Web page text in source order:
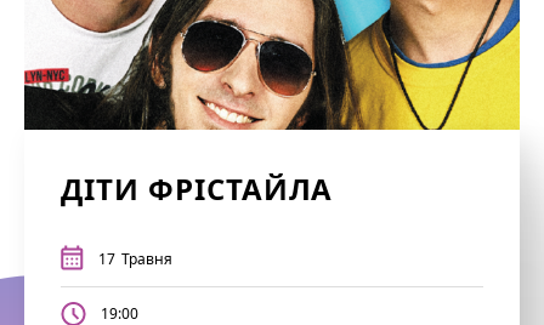
ДІТИ ФРІСТАЙЛА
17 Травня
19:00